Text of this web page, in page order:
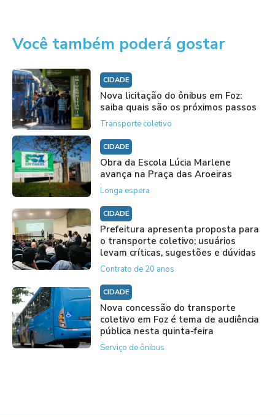
Você também poderá gostar
CIDADE
Nova licitação do ônibus em Foz:
saiba quais são os próximos passos
Transporte coletivo
CIDADE
Obra da Escola Lúcia Marlene
avança na Praça das Aroeiras
Longa espera
CIDADE
Prefeitura apresenta proposta para
o transporte coletivo; usuários
levam críticas, sugestões e dúvidas
Contrato de 20 anos
CIDADE
Nova concessão do transporte
coletivo em Foz é tema de audiência
pública nesta quinta-feira
Serviço de ônibus